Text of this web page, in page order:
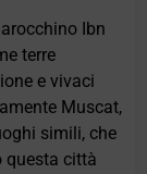
Ibn
terre
e vivaci
Muscat,
simili, che
questa città